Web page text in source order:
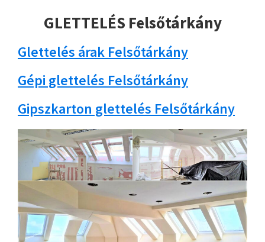
GLETTELÉS Felsőtárkány
Glettelés árak Felsőtárkány
Gépi glettelés Felsőtárkány
Gipszkarton glettelés Felsőtárkány